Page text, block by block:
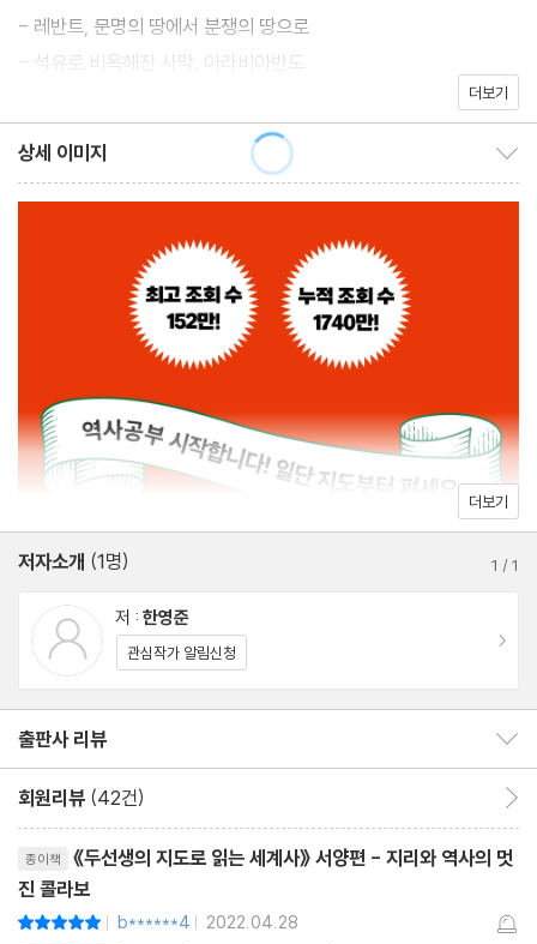
역사를 잘 모르는 사람도 단번에 이해되는 저자 특유의 유쾌한 설명
과 함께 일러스트 컬러지도 50컷이라는 풍성한 시각자료는 역사는
길고 따분하며 지도는 복잡하고 읽기 어려운 것이라고 여기던 당신
의 생각을 바로잡아줄 것이다.
- 레반트, 문명의 땅에서 분쟁의 땅으로
- 석유로 비옥해진 사막, 아라비아반도
[중동 지역의 역사와 인문지리] 중동의 지도를 제대로 보려면
- 이슬람교의 등장과 아랍 세계의 형성
- 이슬람 한복판에 세워진 유대교의 나라, 이스라엘
- 중동에 등장한 최초의 제국, 이란
- 이슬람 세계의 마지막 제국, 터키
중동 챕터 정리
CHAPTER 2 나라는 왜 이렇게 많은지, 유럽
[유럽의 자연지리] 산도 바다도 많은 유럽
- 바다와 산맥이 맞닿아 있는 곳, 남부 유럽
- 유럽의 화약고, 발칸반도
- 유럽의 비옥한 피자 한 조각, 중부 유럽
- 서쪽부터 북쪽 끝의 고원지대, 북부 유럽
- 유럽 남부와 북부의 대역전극
- 분열된 지리가 만든 새로운 다양성
더보기
상세 이미지
더보기
저자소개 (1명) 1 /1
저 : 한영준
관심작가 알림신청
출판사 리뷰
회원리뷰 (42건)
종이책
《두선생의 지도로 읽는 세계사》 서양편 - 지리와 역사의 멋
진 콜라보
| b******4 | 2022.04.28